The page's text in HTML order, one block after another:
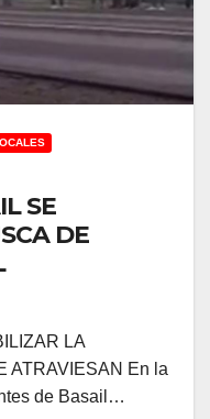
SE
DE
LA
ATRAVIESAN En la
de Basail…